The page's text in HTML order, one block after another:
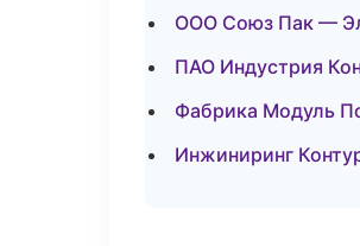
ООО Союз Пак —
ПАО Индустрия
Фабрика Модуль
Инжиниринг